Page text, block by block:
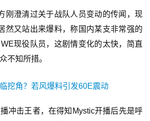
刚澄清过关于战队人员变动的传闻，现
然又站出来爆料，称国内某支非常强的
现役队员，这剧情变化的太快，简直
不知所措。
击王者，在得知Mystic开播后先是呼